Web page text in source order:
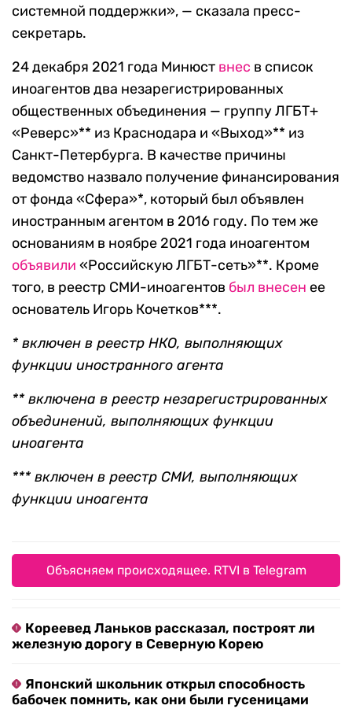
системной поддержки», — сказала пресс-
секретарь.
24 декабря 2021 года Минюст внес в список
иноагентов два незарегистрированных
общественных объединения — группу ЛГБТ+
«Реверс»** из Краснодара и «Выход»** из
Санкт-Петербурга. В качестве причины
ведомство назвало получение финансирования
от фонда «Сфера»*, который был объявлен
иностранным агентом в 2016 году. По тем же
основаниям в ноябре 2021 года иноагентом
объявили «Российскую ЛГБТ-сеть»**. Кроме
того, в реестр СМИ-иноагентов был внесен ее
основатель Игорь Кочетков***.
* включен в реестр НКО, выполняющих
функции иностранного агента
** включена в реестр незарегистрированных
объединений, выполняющих функции
иноагента
*** включен в реестр СМИ, выполняющих
функции иноагента
Объясняем происходящее. RTVI в Telegram
Кореевед Ланьков рассказал, построят ли
железную дорогу в Северную Корею
Японский школьник открыл способность
бабочек помнить, как они были гусеницами